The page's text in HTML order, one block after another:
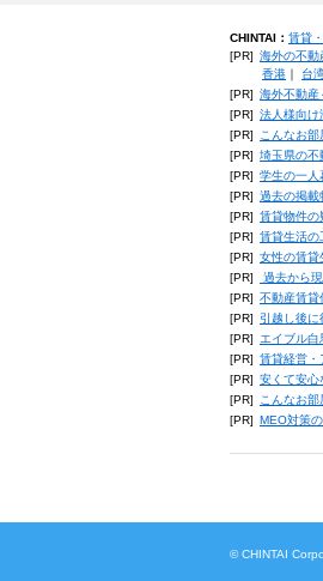
CHINTAI： 賃貸
[PR] 海外の不動
香港｜ 台
[PR] 海外不動産
[PR] 法人様向け
[PR]
こんなお
[PR] 埼玉県の不
[PR] 学生の一人
[PR] 過去の掲載
[PR] 賃貸物件の
[PR] 賃貸生活の
[PR] 女性の賃貸
[PR]
過去から
[PR] 不動産賃貸
[PR]
引越し後
[PR]
エイブル
[PR] 賃貸経営・
[PR] 安くて安心
[PR]
こんなお
[PR] MEO対策
© CHINTAI